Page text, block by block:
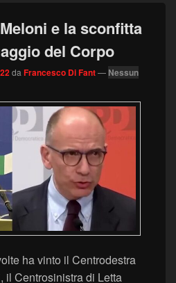
e la sconfitta
del Corpo
daFrancesco Di Fant— Nessun
ha vinto il Centrodestra
il Centrosinistra di Letta